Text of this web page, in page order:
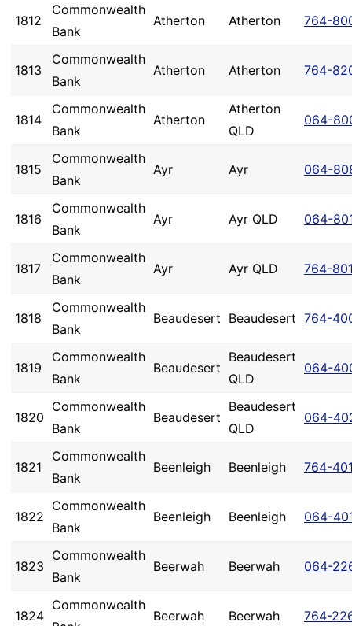
1812
Commonwealth
Bank
Atherton Atherton 764-
1813
Commonwealth
Bank
Atherton Atherton 764-
1814
Commonwealth
Bank
Atherton
Atherton
QLD
064-
1815
Commonwealth
Bank
Ayr Ayr 064-
1816
Commonwealth
Bank
Ayr Ayr QLD 064-
1817
Commonwealth
Bank
Ayr Ayr QLD 764-
1818
Commonwealth
Bank
Beaudesert Beaudesert 764-
1819
Commonwealth
Bank
Beaudesert
Beaudesert
QLD
064-
1820
Commonwealth
Bank
Beaudesert
Beaudesert
QLD
064-
1821
Commonwealth
Bank
Beenleigh Beenleigh 764-
1822
Commonwealth
Bank
Beenleigh Beenleigh 064-
1823
Commonwealth
Bank
Beerwah Beerwah 064-
1824
Commonwealth
Beerwah Beerwah 764-